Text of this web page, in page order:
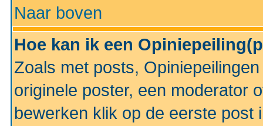
Naar boven
Hoe kan ik een
Zoals met posts,
originele poster, een moderator
bewerken klik op de eerste post